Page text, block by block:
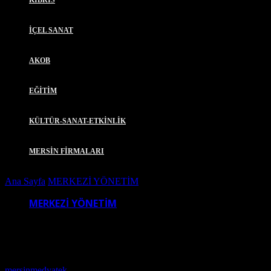
İÇEL SANAT
AKOB
EĞİTİM
KÜLTÜR-SANAT-ETKİNLİK
MERSİN FİRMALARI
Ana Sayfa MERKEZİ YÖNETİM
MERKEZİ YÖNETİM